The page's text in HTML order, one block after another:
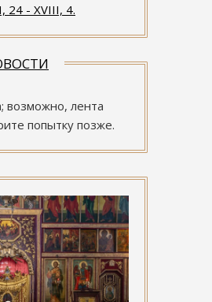
24 - XVIII, 4.
возможно, лента
попытку позже.